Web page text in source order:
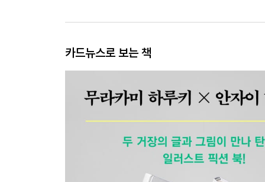
카드뉴스로 보는 책